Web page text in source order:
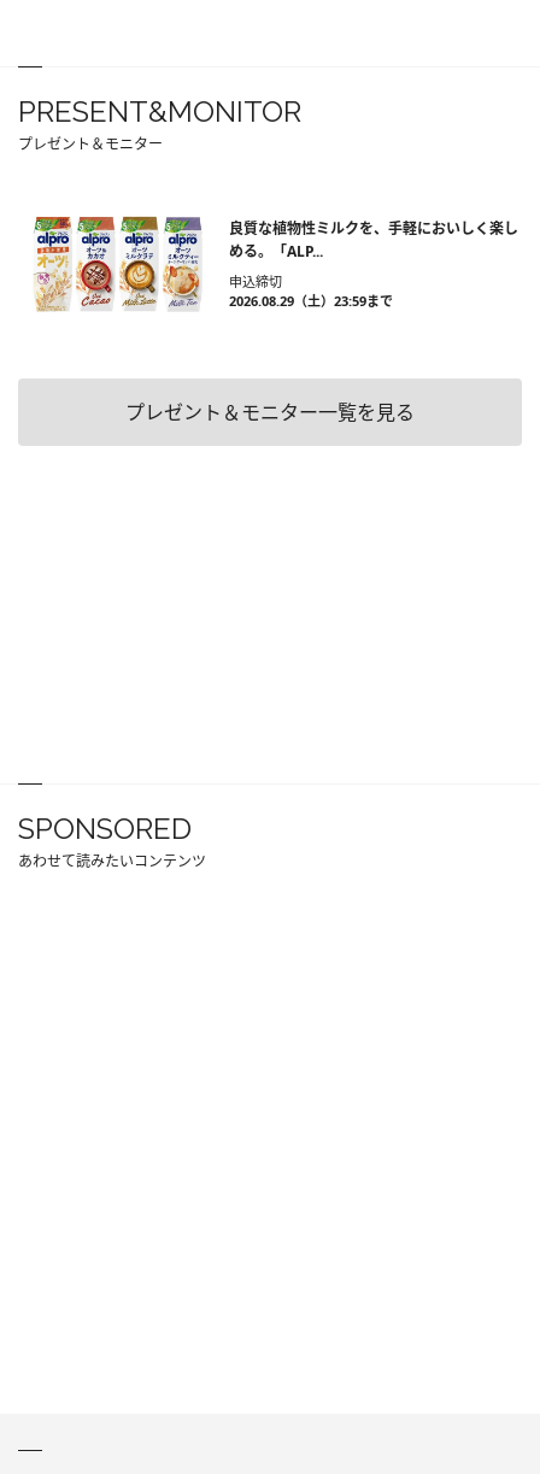
PRESENT&MONITOR
プレゼント＆モニター
良質な植物性ミルクを、手軽においしく楽し
める。「ALP...
申込締切
2026.08.29（土）23:59まで
プレゼント＆モニター一覧を見る
SPONSORED
あわせて読みたいコンテンツ